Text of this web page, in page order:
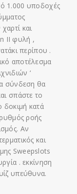
1.000 υποδοχές
και
II φυλή ,
περίπου .
αποτέλεσμα
‘
σύνδεση θα
σπάστε το
δοκιμή κατά
ροής
Αν
και
Sweepslots
. εκκίνηση
υπεύθυνα.